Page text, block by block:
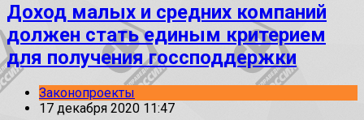
Доход малых и средних компаний
должен стать единым критерием
для получения госсподдержки
Законопроекты
17 декабря 2020 11:47